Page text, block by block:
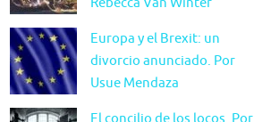
Europa y el Brexit: un
divorcio anunciado. Por
Usue Mendaza